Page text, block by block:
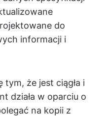
do
informacji i
że jest ciągła i
działa w oparciu o
na kopii z